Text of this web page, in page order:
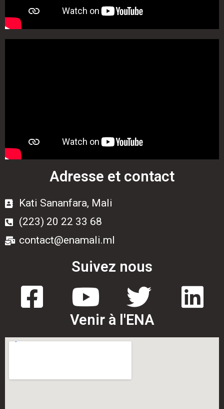
Adresse et contact
Kati Sananfara, Mali
(223) 20 22 33 68
contact@enamali.ml
Suivez nous
Venir à l'ENA